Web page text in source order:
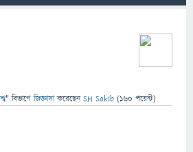
" বিভাগে জিজ্ঞাসাকরেছেনSH Sakib (160 পয়েন্ট)